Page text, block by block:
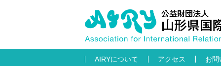
AIRYについて アクセス お問